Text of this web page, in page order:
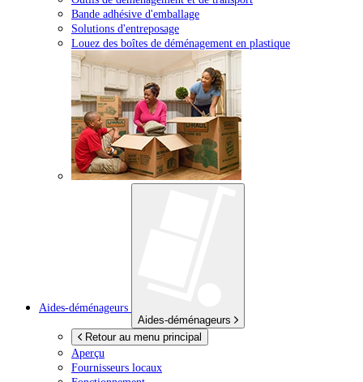
Bande adhésive d'emballage
Solutions d'entreposage
Louez des boîtes de déménagement en plastique
Aides-déménageurs
Aides-déménageurs
Retour au menu principal
Aperçu
Fournisseurs locaux